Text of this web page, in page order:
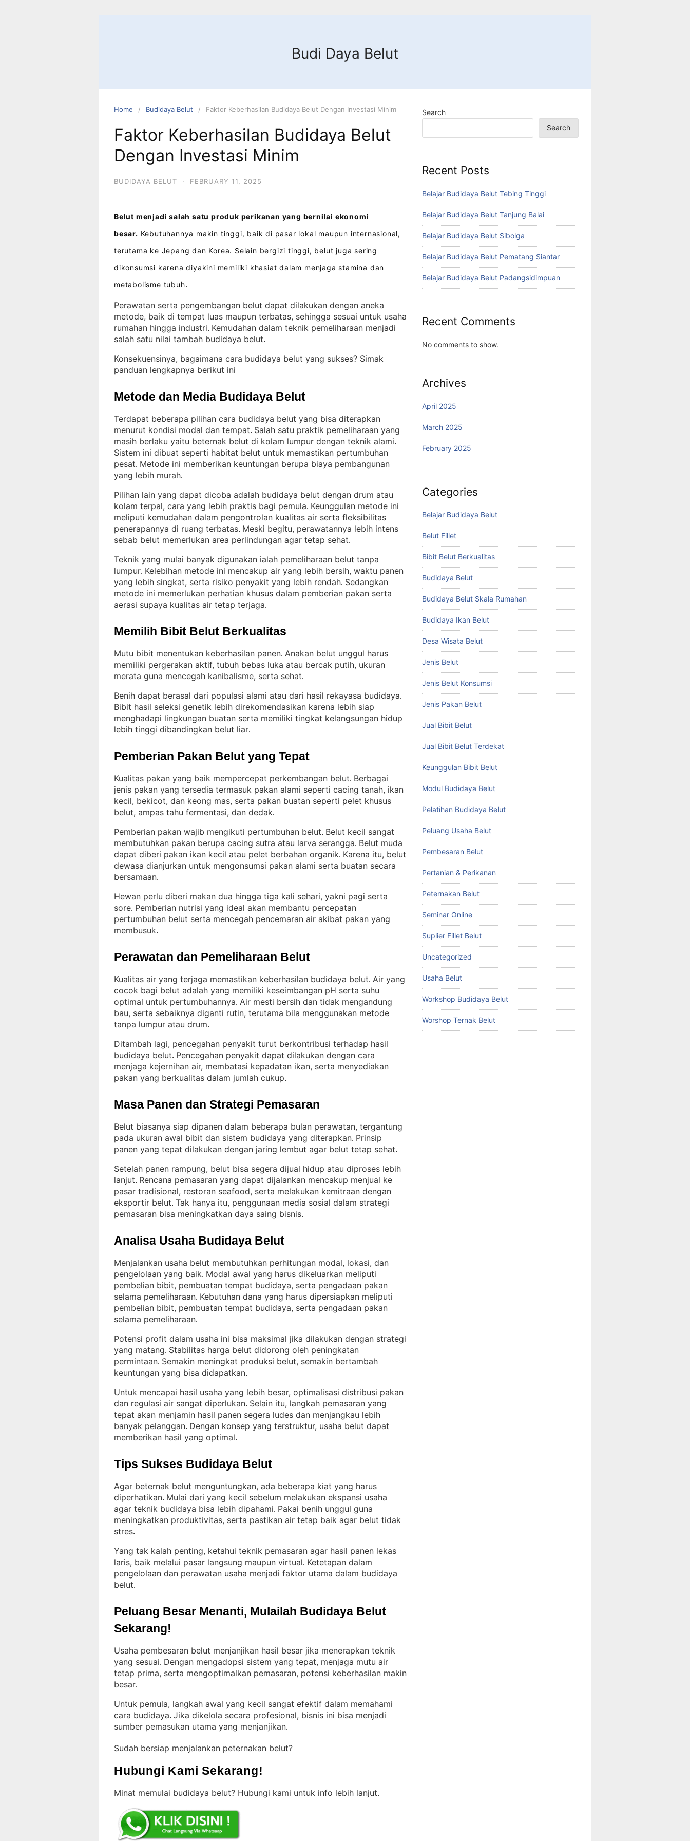
Budi Daya Belut
Home Budidaya Belut Faktor Keberhasilan Budidaya Belut Dengan Investasi Minim
Faktor Keberhasilan Budidaya Belut
Dengan Investasi Minim
BUDIDAYA BELUT · FEBRUARY 11, 2025
Belut menjadi salah satu produk perikanan yang bernilai ekonomi
besar. Kebutuhannya makin tinggi, baik di pasar lokal maupun internasional,
terutama ke Jepang dan Korea. Selain bergizi tinggi, belut juga sering
dikonsumsi karena diyakini memiliki khasiat dalam menjaga stamina dan
metabolisme tubuh.
Perawatan serta pengembangan belut dapat dilakukan dengan aneka
metode, baik di tempat luas maupun terbatas, sehingga sesuai untuk usaha
rumahan hingga industri. Kemudahan dalam teknik pemeliharaan menjadi
salah satu nilai tambah budidaya belut.
Konsekuensinya, bagaimana cara budidaya belut yang sukses? Simak
panduan lengkapnya berikut ini
Metode dan Media Budidaya Belut
Terdapat beberapa pilihan cara budidaya belut yang bisa diterapkan
menurut kondisi modal dan tempat. Salah satu praktik pemeliharaan yang
masih berlaku yaitu beternak belut di kolam lumpur dengan teknik alami
Sistem ini dibuat seperti habitat belut untuk memastikan pertumbuhan
pesat. Metode ini memberikan keuntungan berupa biaya pembangunan
yang lebih murah.
Pilihan lain yang dapat dicoba adalah budidaya belut dengan drum atau
kolam terpal, cara yang lebih praktis bagi pemula. Keunggulan metode ini
meliputi kemudahan dalam pengontrolan kualitas air serta fleksibilitas
penerapannya di ruang terbatas. Meski begitu, perawatannya lebih intens
sebab belut memerlukan area perlindungan agar tetap sehat.
Teknik yang mulai banyak digunakan ialah pemeliharaan belut tanpa
lumpur. Kelebihan metode ini mencakup air yang lebih bersih, waktu panen
yang lebih singkat, serta risiko penyakit yang lebih rendah. Sedangkan
metode ini memerlukan perhatian khusus dalam pemberian pakan serta
aerasi supaya kualitas air tetap terjaga.
Memilih Bibit Belut Berkualitas
Mutu bibit menentukan keberhasilan panen. Anakan belut unggul harus
memiliki pergerakan aktif, tubuh bebas luka atau bercak putih, ukuran
merata guna mencegah kanibalisme, serta sehat.
Benih dapat berasal dari populasi alami atau dari hasil rekayasa budidaya
Bibit hasil seleksi genetik lebih direkomendasikan karena lebih siap
menghadapi lingkungan buatan serta memiliki tingkat kelangsungan hidup
lebih tinggi dibandingkan belut liar.
Pemberian Pakan Belut yang Tepat
Kualitas pakan yang baik mempercepat perkembangan belut. Berbagai
jenis pakan yang tersedia termasuk pakan alami seperti cacing tanah, ikan
kecil, bekicot, dan keong mas, serta pakan buatan seperti pelet khusus
belut, ampas tahu fermentasi, dan dedak.
Pemberian pakan wajib mengikuti pertumbuhan belut. Belut kecil sangat
membutuhkan pakan berupa cacing sutra atau larva serangga. Belut muda
dapat diberi pakan ikan kecil atau pelet berbahan organik. Karena itu, belut
dewasa dianjurkan untuk mengonsumsi pakan alami serta buatan secara
bersamaan.
Hewan perlu diberi makan dua hingga tiga kali sehari, yakni pagi serta
sore. Pemberian nutrisi yang ideal akan membantu percepatan
pertumbuhan belut serta mencegah pencemaran air akibat pakan yang
membusuk.
Perawatan dan Pemeliharaan Belut
Kualitas air yang terjaga memastikan keberhasilan budidaya belut. Air yang
cocok bagi belut adalah yang memiliki keseimbangan pH serta suhu
optimal untuk pertumbuhannya. Air mesti bersih dan tidak mengandung
bau, serta sebaiknya diganti rutin, terutama bila menggunakan metode
tanpa lumpur atau drum.
Ditambah lagi, pencegahan penyakit turut berkontribusi terhadap hasil
budidaya belut. Pencegahan penyakit dapat dilakukan dengan cara
menjaga kejernihan air, membatasi kepadatan ikan, serta menyediakan
pakan yang berkualitas dalam jumlah cukup.
Masa Panen dan Strategi Pemasaran
Belut biasanya siap dipanen dalam beberapa bulan perawatan, tergantung
pada ukuran awal bibit dan sistem budidaya yang diterapkan. Prinsip
panen yang tepat dilakukan dengan jaring lembut agar belut tetap sehat.
Setelah panen rampung, belut bisa segera dijual hidup atau diproses lebih
lanjut. Rencana pemasaran yang dapat dijalankan mencakup menjual ke
pasar tradisional, restoran seafood, serta melakukan kemitraan dengan
eksportir belut. Tak hanya itu, penggunaan media sosial dalam strategi
pemasaran bisa meningkatkan daya saing bisnis.
Analisa Usaha Budidaya Belut
Menjalankan usaha belut membutuhkan perhitungan modal, lokasi, dan
pengelolaan yang baik. Modal awal yang harus dikeluarkan meliputi
pembelian bibit, pembuatan tempat budidaya, serta pengadaan pakan
selama pemeliharaan. Kebutuhan dana yang harus dipersiapkan meliputi
pembelian bibit, pembuatan tempat budidaya, serta pengadaan pakan
selama pemeliharaan.
Potensi profit dalam usaha ini bisa maksimal jika dilakukan dengan strategi
yang matang. Stabilitas harga belut didorong oleh peningkatan
permintaan. Semakin meningkat produksi belut, semakin bertambah
keuntungan yang bisa didapatkan.
Untuk mencapai hasil usaha yang lebih besar, optimalisasi distribusi pakan
dan regulasi air sangat diperlukan. Selain itu, langkah pemasaran yang
tepat akan menjamin hasil panen segera ludes dan menjangkau lebih
banyak pelanggan. Dengan konsep yang terstruktur, usaha belut dapat
memberikan hasil yang optimal.
Tips Sukses Budidaya Belut
Agar beternak belut menguntungkan, ada beberapa kiat yang harus
diperhatikan. Mulai dari yang kecil sebelum melakukan ekspansi usaha
agar teknik budidaya bisa lebih dipahami. Pakai benih unggul guna
meningkatkan produktivitas, serta pastikan air tetap baik agar belut tidak
stres.
Yang tak kalah penting, ketahui teknik pemasaran agar hasil panen lekas
laris, baik melalui pasar langsung maupun virtual. Ketetapan dalam
pengelolaan dan perawatan usaha menjadi faktor utama dalam budidaya
belut.
Peluang Besar Menanti, Mulailah Budidaya Belut
Sekarang!
Usaha pembesaran belut menjanjikan hasil besar jika menerapkan teknik
yang sesuai. Dengan mengadopsi sistem yang tepat, menjaga mutu air
tetap prima, serta mengoptimalkan pemasaran, potensi keberhasilan makin
besar.
Untuk pemula, langkah awal yang kecil sangat efektif dalam memahami
cara budidaya. Jika dikelola secara profesional, bisnis ini bisa menjadi
sumber pemasukan utama yang menjanjikan.
Sudah bersiap menjalankan peternakan belut?
Hubungi Kami Sekarang!
Minat memulai budidaya belut? Hubungi kami untuk info lebih lanjut.
Search
Search
Recent Posts
Belajar Budidaya Belut Tebing Tinggi
Belajar Budidaya Belut Tanjung Balai
Belajar Budidaya Belut Sibolga
Belajar Budidaya Belut Pematang Siantar
Belajar Budidaya Belut Padangsidimpuan
Recent Comments
No comments to show.
Archives
April 2025
March 2025
February 2025
Categories
Belajar Budidaya Belut
Belut Fillet
Bibit Belut Berkualitas
Budidaya Belut
Budidaya Belut Skala Rumahan
Budidaya Ikan Belut
Desa Wisata Belut
Jenis Belut
Jenis Belut Konsumsi
Jenis Pakan Belut
Jual Bibit Belut
Jual Bibit Belut Terdekat
Keunggulan Bibit Belut
Modul Budidaya Belut
Pelatihan Budidaya Belut
Peluang Usaha Belut
Pembesaran Belut
Pertanian & Perikanan
Peternakan Belut
Seminar Online
Suplier Fillet Belut
Uncategorized
Usaha Belut
Workshop Budidaya Belut
Worshop Ternak Belut